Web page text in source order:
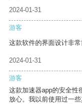
2024-01-31
游客
这款软件的界面设计非常
2024-01-31
游客
这款加速器app的安全性
放心。我以前使用过一